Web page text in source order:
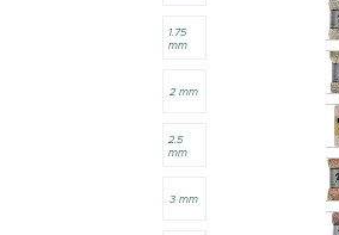
1.75
mm
2 mm
2.5
mm
3 mm